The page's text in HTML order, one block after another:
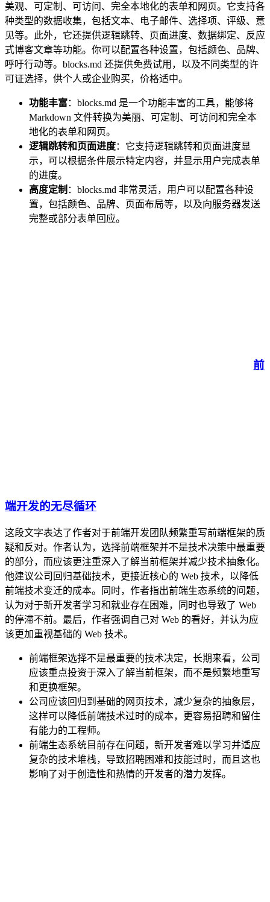
美观、可定制、可访问、完全本地化的表单和网页。它支持各
种类型的数据收集，包括文本、电子邮件、选择项、评级、意
见等。此外，它还提供逻辑跳转、页面进度、数据绑定、反应
式博客文章等功能。你可以配置各种设置，包括颜色、品牌、
呼吁行动等。blocks.md 还提供免费试用，以及不同类型的许
可证选择，供个人或企业购买，价格适中。
功能丰富：blocks.md 是一个功能丰富的工具，能够将
Markdown 文件转换为美丽、可定制、可访问和完全本
地化的表单和网页。
逻辑跳转和页面进度：它支持逻辑跳转和页面进度显
示，可以根据条件展示特定内容，并显示用户完成表单
的进度。
高度定制 ：blocks.md 非常灵活，用户可以配置各种设
置，包括颜色、品牌、页面布局等，以及向服务器发送
完整或部分表单回应。
前
端开发的无尽循环
这段文字表达了作者对于前端开发团队频繁重写前端框架的质
疑和反对。作者认为，选择前端框架并不是技术决策中最重要
的部分，而应该更注重深入了解当前框架并减少技术抽象化。
他建议公司回归基础技术，更接近核心的 Web 技术，以降低
前端技术变迁的成本。同时，作者指出前端生态系统的问题，
认为对于新开发者学习和就业存在困难，同时也导致了 Web
的停滞不前。最后，作者强调自己对 Web 的看好，并认为应
该更加重视基础的 Web 技术。
前端框架选择不是最重要的技术决定，长期来看，公司
应该重点投资于深入了解当前框架，而不是频繁地重写
和更换框架。
公司应该回归到基础的网页技术，减少复杂的抽象层，
这样可以降低前端技术过时的成本，更容易招聘和留住
有能力的工程师。
前端生态系统目前存在问题，新开发者难以学习并适应
复杂的技术堆栈，导致招聘困难和技能过时，而且这也
影响了对于创造性和热情的开发者的潜力发挥。